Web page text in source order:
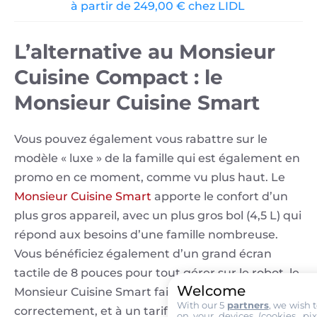
à partir de 249,00 € chez LIDL
L’alternative au Monsieur
Cuisine Compact : le
Monsieur Cuisine Smart
Vous pouvez également vous rabattre sur le
modèle « luxe » de la famille qui est également en
promo en ce moment, comme vu plus haut. Le
Monsieur Cuisine Smart apporte le confort d’un
plus gros appareil, avec un plus gros bol (4,5 L) qui
répond aux besoins d’une famille nombreuse.
Vous bénéficiez également d’un grand écran
tactile de 8 pouces pour tout gérer sur le robot. le
Monsieur Cuisine Smart fait le job très
correctement, et à un tarif extrêmement
Welcome
With our 5 partners, we wish